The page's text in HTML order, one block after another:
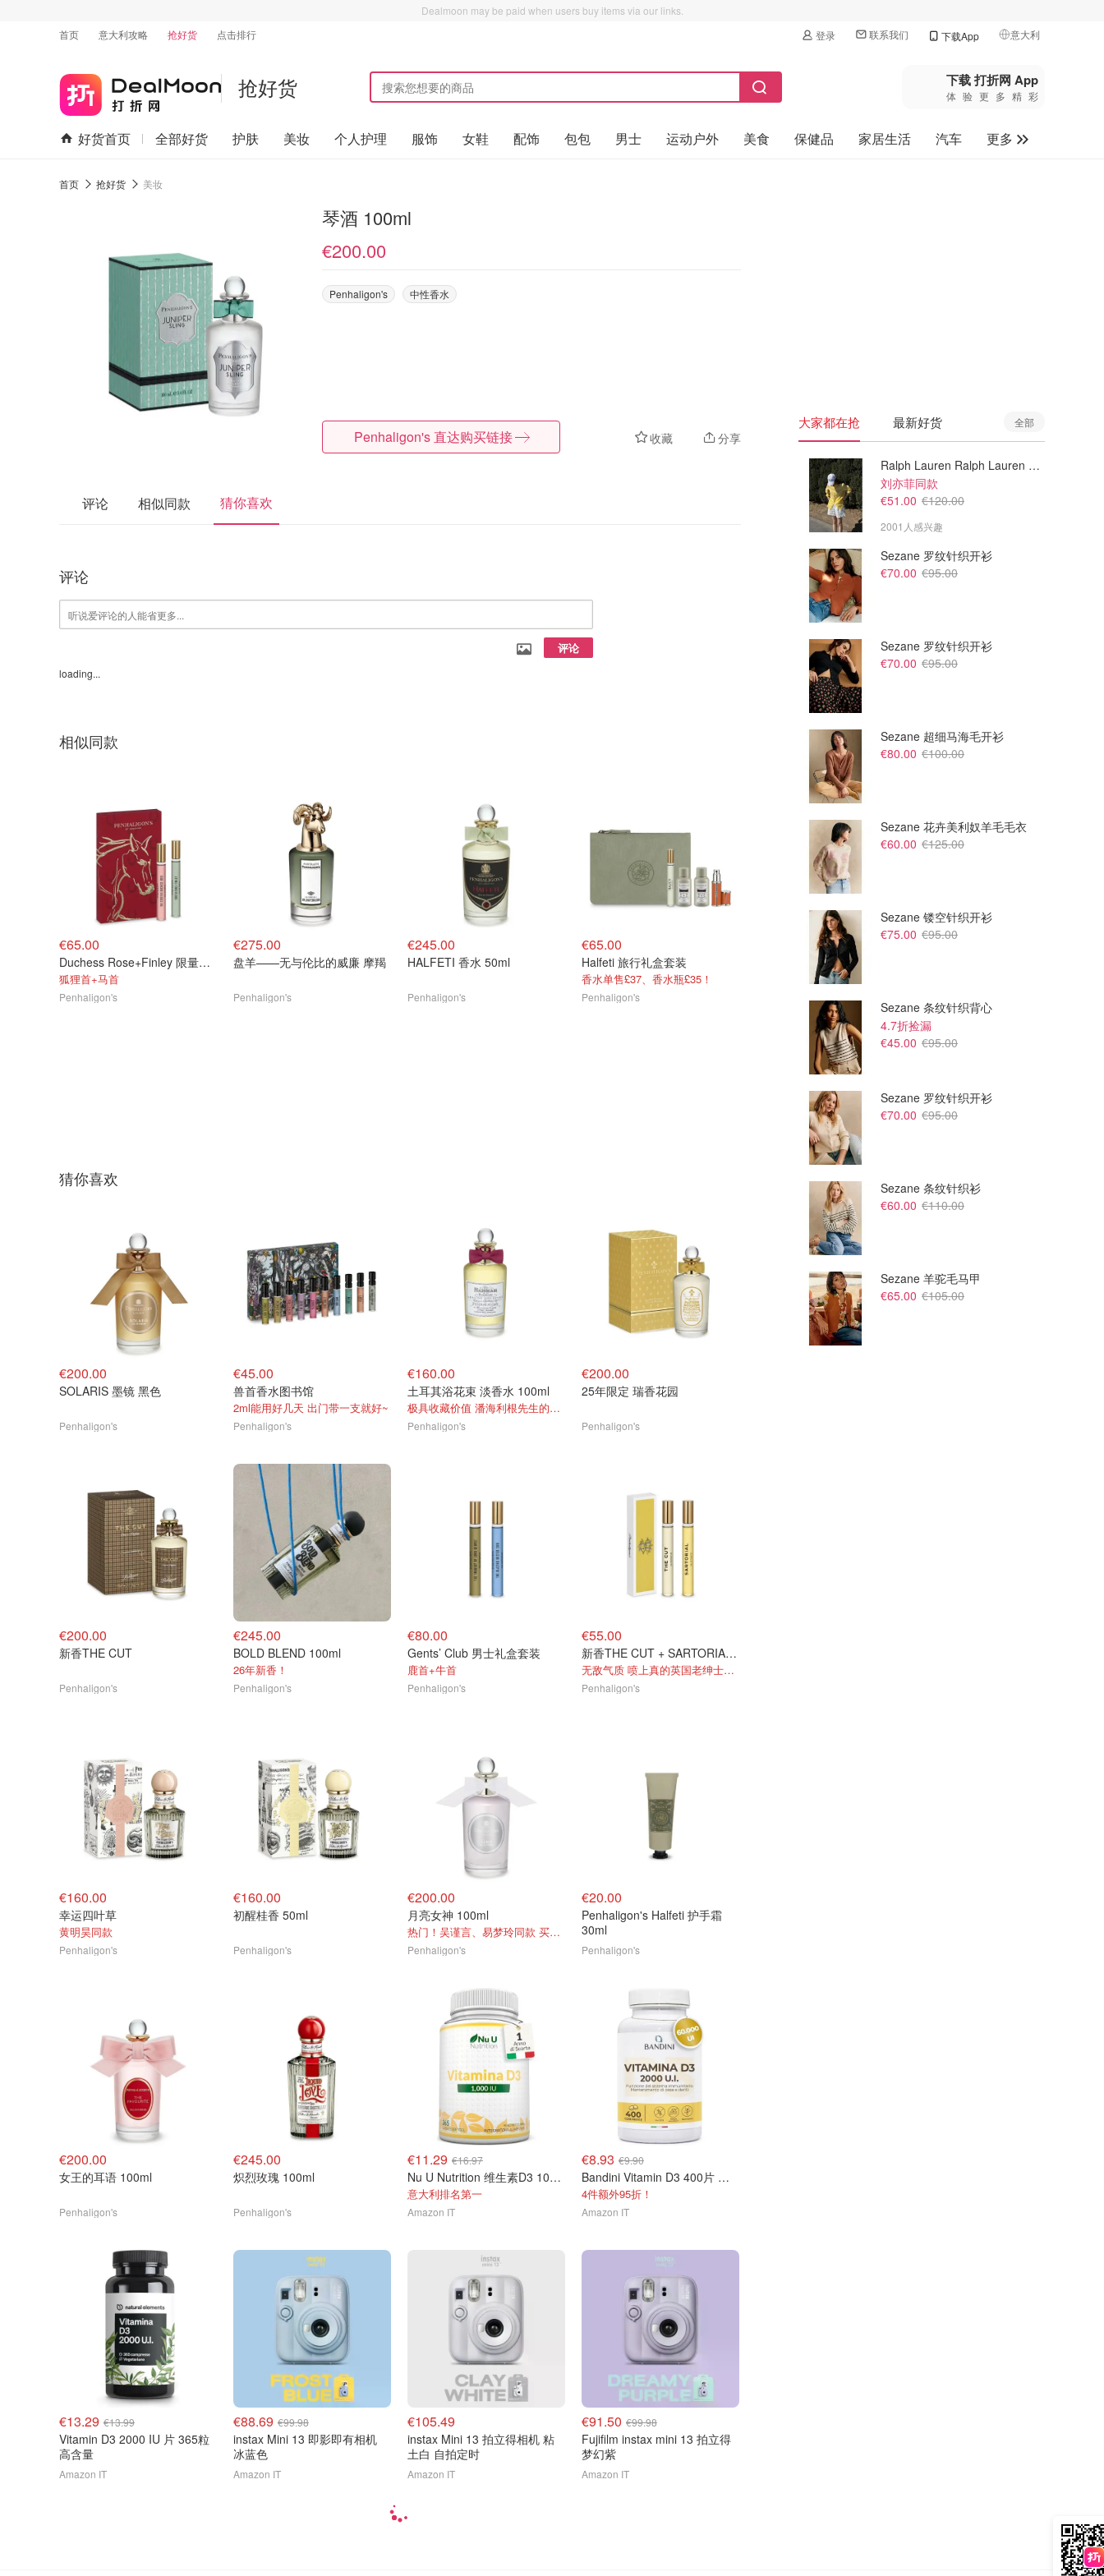
Dealmoon may be paid when users buy items via our links.
首页
意大利攻略 抢好货 点击排行 登录 联系我们 下载App 意大利
🇺🇸美国
🇨🇳中国
🇨🇦加拿大
抢好货 下载 打折网 App
体验更多精彩
好货首页 全部好货 护肤 美妆 个人护理 服饰 女鞋 配饰 包包 男士 运动户外 美食 保健品 家居生活 汽车
更多
首页 抢好货 美妆
琴酒 100ml
€200.00
Penhaligon's 中性香水
收藏 分享
Penhaligon's 直达购买链接
评论 相似同款 猜你喜欢
评论
评论
loading...
相似同款
€65.00
Duchess Rose+Finley 限量版香水 10ml
狐狸首+马首
Penhaligon's
€275.00
盘羊——无与伦比的威廉 摩羯
Penhaligon's
€245.00
HALFETI 香水 50ml
Penhaligon's
€65.00
Halfeti 旅行礼盒套装
香水单售£37、香水瓶£35！
Penhaligon's
€160.00
猜你喜欢
€200.00
SOLARIS 墨镜 黑色
Penhaligon's
€45.00
兽首香水图书馆
2ml能用好几天 出门带一支就好~
Penhaligon's
€160.00
土耳其浴花束 淡香水 100ml
极具收藏价值 潘海利根先生的第一支香水
Penhaligon's
€200.00
25年限定 瑞香花园
Penhaligon's
€200.00
新香THE CUT
Penhaligon's
€245.00
BOLD BLEND 100ml
26年新香！
Penhaligon's
€80.00
Gents’ Club 男士礼盒套装
鹿首+牛首
Penhaligon's
€55.00
新香THE CUT + SARTORIAL 10ML
无敌气质 喷上真的英国老绅士人了
Penhaligon's
€160.00
幸运四叶草
黄明昊同款
Penhaligon's
€160.00
初醒桂香 50ml
Penhaligon's
€200.00
月亮女神 100ml
热门！吴谨言、易梦玲同款 买直接再送1瓶
Penhaligon's
€20.00
Penhaligon's Halfeti 护手霜
30ml
Penhaligon's
€200.00
女王的耳语 100ml
Penhaligon's
€245.00
炽烈玫瑰 100ml
Penhaligon's
€11.29 €16.97
Nu U Nutrition 维生素D3 1000 IU 365粒
意大利排名第一
Amazon IT
€8.93 €9.90
Bandini Vitamin D3 400片 高含量
4件额外95折！
Amazon IT
€13.29 €13.99
Vitamin D3 2000 IU 片 365粒
高含量
Amazon IT
€88.69 €99.98
instax Mini 13 即影即有相机
冰蓝色
Amazon IT
€105.49
instax Mini 13 拍立得相机 粘
土白 自拍定时
Amazon IT
€91.50 €99.98
Fujifilm instax mini 13 拍立得
梦幻紫
Amazon IT
大家都在抢 最新好货 全部
Ralph Lauren Ralph Lauren 男童亚麻衬衫
刘亦菲同款
€51.00 €120.00
2001人感兴趣
Sezane 罗纹针织开衫
€70.00 €95.00
Sezane 罗纹针织开衫
€70.00 €95.00
Sezane 超细马海毛开衫
€80.00 €100.00
Sezane 花卉美利奴羊毛毛衣
€60.00 €125.00
Sezane 镂空针织开衫
€75.00 €95.00
Sezane 条纹针织背心
4.7折捡漏
€45.00 €95.00
Sezane 罗纹针织开衫
€70.00 €95.00
Sezane 条纹针织衫
€60.00 €110.00
Sezane 羊驼毛马甲
€65.00 €105.00